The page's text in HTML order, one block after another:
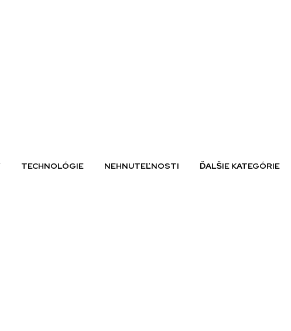
TECHNOLÓGIE NEHNUTEĽNOSTI ĎALŠIE KATEGÓRIE